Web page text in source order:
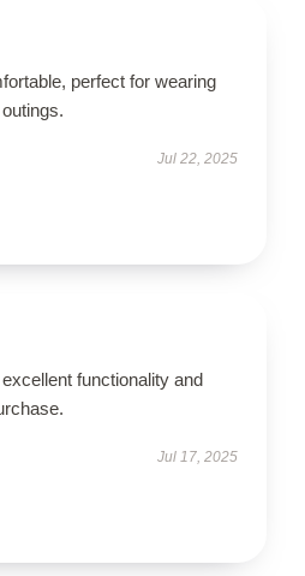
perfect for wearing
Jul 22, 2025
functionality and
Jul 17, 2025